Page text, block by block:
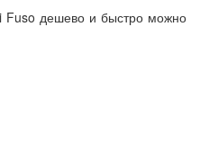
Fuso дешево и быстро можно